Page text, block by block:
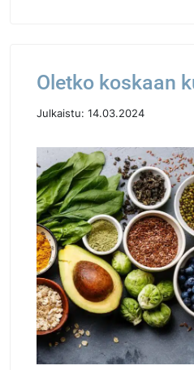
Oletko koskaan
Julkaistu: 14.03.2024